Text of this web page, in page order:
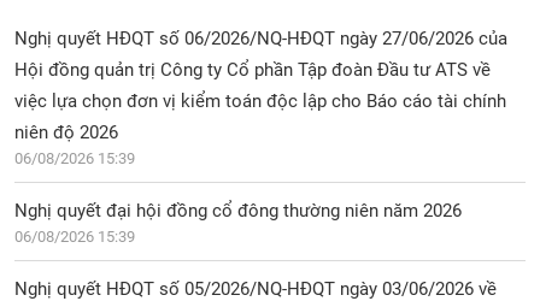
Nghị quyết HĐQT số 06/2026/NQ-HĐQT ngày 27/06/2026 của
Hội đồng quản trị Công ty Cổ phần Tập đoàn Đầu tư ATS về
việc lựa chọn đơn vị kiểm toán độc lập cho Báo cáo tài chính
niên độ 2026
06/08/2026 15:39
Nghị quyết đại hội đồng cổ đông thường niên năm 2026
06/08/2026 15:39
Nghị quyết HĐQT số 05/2026/NQ-HĐQT ngày 03/06/2026 về